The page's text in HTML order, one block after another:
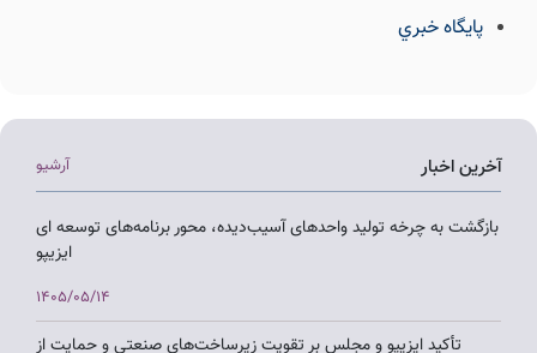
پايگاه خبري
آخرین اخبار آرشیو
بازگشت به چرخه تولید واحدهای آسیب‌دیده، محور برنامه‌های توسعه ای
ایزیپو
1405/05/14
تأکید ایزیپو و مجلس بر تقویت زیرساخت‌های صنعتی و حمایت از